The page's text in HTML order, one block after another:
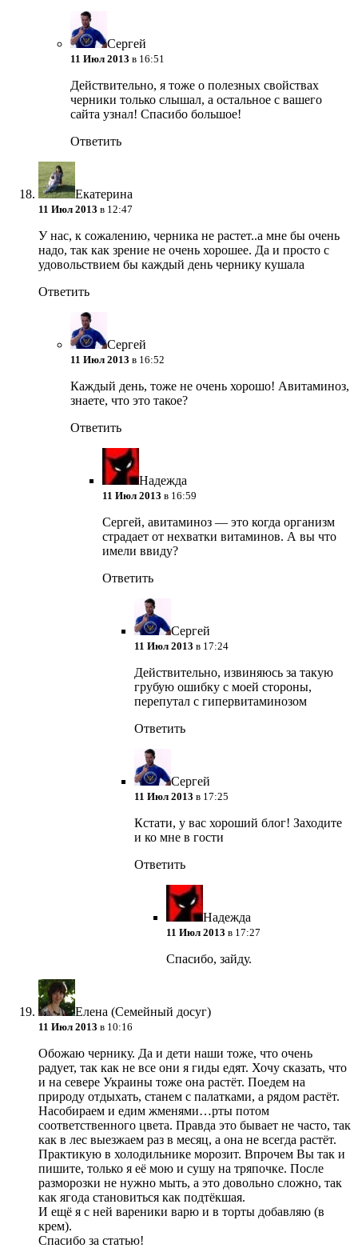
Сергей
11 Июл 2013 в 16:51
Действительно, я тоже о полезных свойствах
черники только слышал, а остальное с вашего
сайта узнал! Спасибо большое!
Ответить
Екатерина
11 Июл 2013 в 12:47
У нас, к сожалению, черника не растет..а мне бы очень
надо, так как зрение не очень хорошее. Да и просто с
удовольствием бы каждый день чернику кушала
Ответить
Сергей
11 Июл 2013 в 16:52
Каждый день, тоже не очень хорошо! Авитаминоз,
знаете, что это такое?
Ответить
Надежда
11 Июл 2013 в 16:59
Сергей, авитаминоз — это когда организм
страдает от нехватки витаминов. А вы что
имели ввиду?
Ответить
Сергей
11 Июл 2013 в 17:24
Действительно, извиняюсь за такую
грубую ошибку с моей стороны,
перепутал с гипервитаминозом
Ответить
Сергей
11 Июл 2013 в 17:25
Кстати, у вас хороший блог! Заходите
и ко мне в гости
Ответить
Надежда
11 Июл 2013 в 17:27
Спасибо, зайду.
Елена (Семейный досуг)
11 Июл 2013 в 10:16
Обожаю чернику. Да и дети наши тоже, что очень
радует, так как не все они я гиды едят. Хочу сказать, что
и на севере Украины тоже она растёт. Поедем на
природу отдыхать, станем с палатками, а рядом растёт.
Насобираем и едим жменями…рты потом
соответственного цвета. Правда это бывает не часто, так
как в лес выезжаем раз в месяц, а она не всегда растёт.
Практикую в холодильнике морозит. Впрочем Вы так и
пишите, только я её мою и сушу на тряпочке. После
разморозки не нужно мыть, а это довольно сложно, так
как ягода становиться как подтёкшая.
И ещё я с ней вареники варю и в торты добавляю (в
крем).
Спасибо за статью!